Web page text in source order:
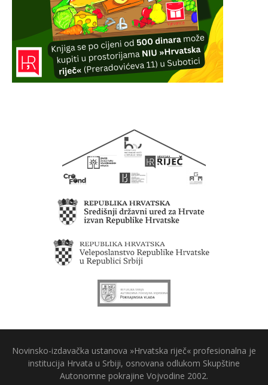
Novinsko-izdavačka ustanova »Hrvatska riječ« profesionalna je
institucija Hrvata u Srbiji, osnovana odlukom Skupštine
Autonomne pokrajine Vojvodine 2002.